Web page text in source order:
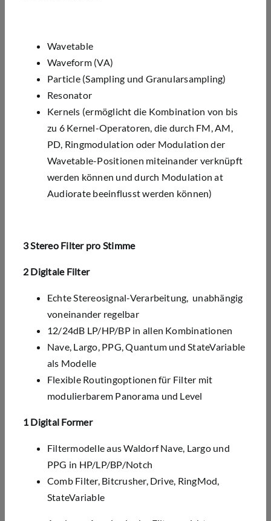
Wavetable
Waveform (VA)
Particle (Sampling und Granularsampling)
Resonator
Kernels (ermöglicht die Kombination von bis
zu 6 Kernel-Operatoren, die durch FM, AM,
PD, Ringmodulation oder Modulation der
Wavetable-Positionen miteinander verknüpft
werden können und durch Modulation at
Audiorate beeinflusst werden können)
3Stereo Filter pro Stimme
2 Digitale Filter
Echte Stereosignal-Verarbeitung, unabhängig
voneinander regelbar
12/24dB LP/HP/BP in allen Kombinationen
Nave, Largo, PPG, Quantum und StateVariable
als Modelle
Flexible Routingoptionen für Filter mit
modulierbarem Panorama und Level
1 Digital Former
Filtermodelle aus Waldorf Nave, Largo und
PPG in HP/LP/BP/Notch
Comb Filter, Bitcrusher, Drive, RingMod,
StateVariable